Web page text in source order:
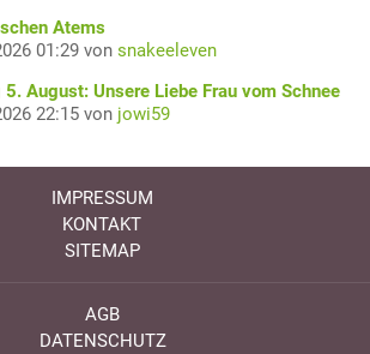
Atems
01:29 von snakeeleven
5. August: Unsere Liebe Frau vom Schnee
22:15 von jowi59
IMPRESSUM
KONTAKT
SITEMAP
AGB
DATENSCHUTZ